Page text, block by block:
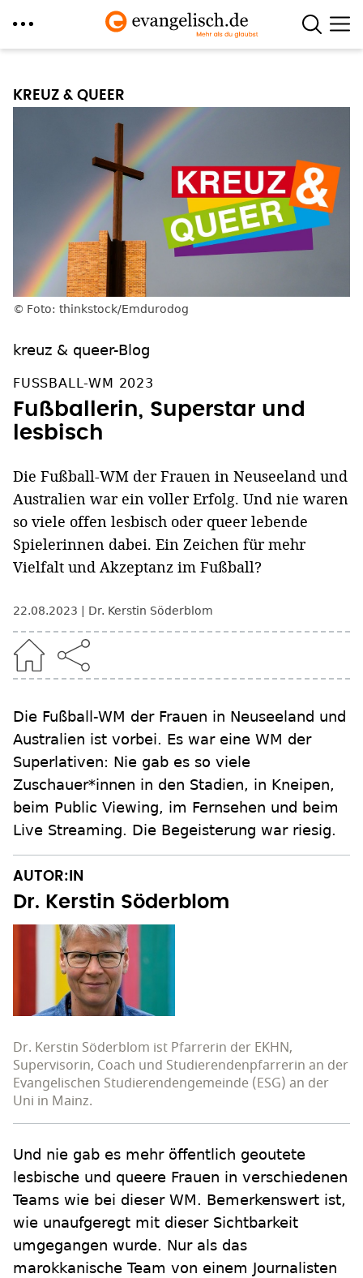
Inhalt
KREUZ & QUEER
Foto: thinkstock/Emdurodog
kreuz & queer-Blog
FUSSBALL-WM 2023
Fußballerin, Superstar und
lesbisch
Die Fußball-WM der Frauen in Neuseeland und
Australien war ein voller Erfolg. Und nie waren
so viele offen lesbisch oder queer lebende
Spielerinnen dabei. Ein Zeichen für mehr
Vielfalt und Akzeptanz im Fußball?
22.08.2023 Dr. Kerstin Söderblom
Die Fußball-WM der Frauen in Neuseeland und
Australien ist vorbei. Es war eine WM der
Superlativen: Nie gab es so viele
Zuschauer*innen in den Stadien, in Kneipen,
beim Public Viewing, im Fernsehen und beim
Live Streaming. Die Begeisterung war riesig.
AUTOR:IN
Dr. Kerstin Söderblom
Dr. Kerstin Söderblom ist Pfarrerin der EKHN,
Supervisorin, Coach und Studierendenpfarrerin an der
Evangelischen Studierendengemeinde (ESG) an der
Uni in Mainz.
Und nie gab es mehr öffentlich geoutete
lesbische und queere Frauen in verschiedenen
Teams wie bei dieser WM. Bemerkenswert ist,
wie unaufgeregt mit dieser Sichtbarkeit
umgegangen wurde. Nur als das
marokkanische Team von einem Journalisten